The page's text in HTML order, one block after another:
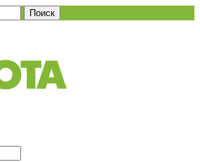
Поиск